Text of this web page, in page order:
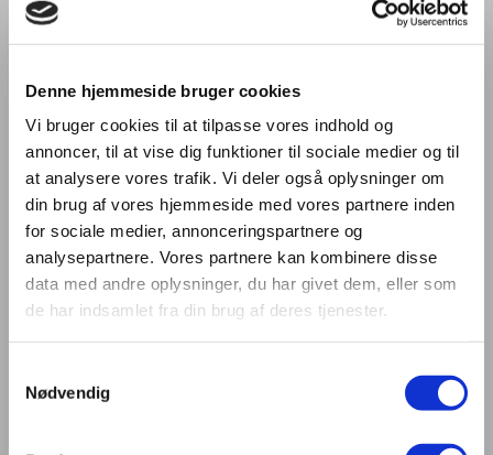
Denne hjemmeside bruger cookies
Vi bruger cookies til at tilpasse vores indhold og
annoncer, til at vise dig funktioner til sociale medier og til
at analysere vores trafik. Vi deler også oplysninger om
din brug af vores hjemmeside med vores partnere inden
for sociale medier, annonceringspartnere og
analysepartnere. Vores partnere kan kombinere disse
data med andre oplysninger, du har givet dem, eller som
de har indsamlet fra din brug af deres tjenester.
Nødvendig
Medlem – læs artikel
Ej medlem – køb magasin
Eksplosiv interesse i lyskunst i
LYS nr. 2020-04 | Side 24
Copenhagen Light Festival oplever en massiv stigning i
antallet af ansøgninger om at deltage med lyskunst til
næste års festival. Festivalen er en af få
“coronavenlige” begivenhede …
Facadebelysning | Lysdesign | Lyskunst
Medlem – læs artikel
Ej medlem – køb magasin
Kulturel brobygger lyser op
LYS nr. 2020-04 | Side 22
Øresundsbroens nye belysningsanlæg blev indviet til